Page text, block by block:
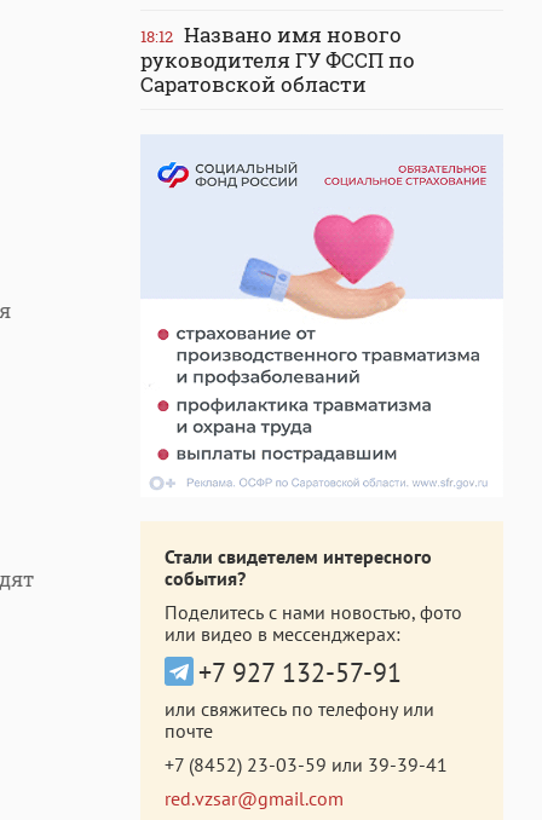
18:12 Названо имя нового
руководителя ГУ ФССП по
Саратовской области
Стали свидетелем интересного
события?
Поделитесь с нами новостью, фото
или видео в мессенджерах:
+7 927 132-57-91
или свяжитесь по телефону или
почте
+7 (8452) 23-03-59 или 39-39-41
red.vzsar@gmail.com